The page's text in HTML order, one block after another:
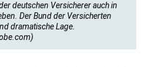
deutschen Versicherer auch in
Der Bund der Versicherten
dramatische Lage.